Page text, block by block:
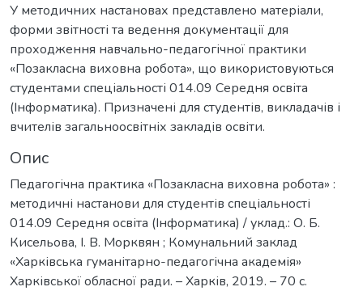
У методичних настановах представлено матеріали,
форми звітності та ведення документації для
проходження навчально-педагогічної практики
«Позакласна виховна робота», що використовуються
студентами спеціальності 014.09 Середня освіта
(Інформатика). Призначені для студентів, викладачів і
вчителів загальноосвітніх закладів освіти.
Опис
Педагогічна практика «Позакласна виховна робота» :
методичні настанови для студентів спеціальності
014.09 Середня освіта (Інформатика) / уклад.: О. Б.
Кисельова, І. В. Морквян ; Комунальний заклад
«Харківська гуманітарно-педагогічна академія»
Харківської обласної ради. – Харків, 2019. – 70 с.